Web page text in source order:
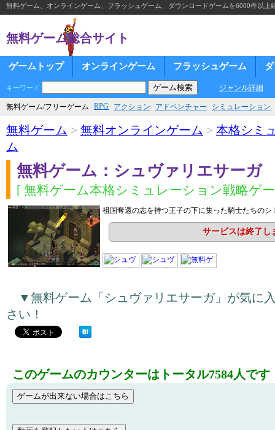
無料ゲーム、オンラインゲーム、フラッシュゲーム、ダウンロードゲームを6000件以上
無料ゲーム総合サイト
ゲームトップ オンラインゲーム フラッシュゲーム
キーワード ジャンル詳細
無料ゲーム/フリーゲーム RPG アクション アドベンチャー シミュレーション
無料ゲーム > 無料オンラインゲーム > 本格シミ
ム
無料ゲーム：シュヴァリエサーガ
[ 無料ゲーム本格シミュレーション戦略ゲ
祖国奪還の志を持つ王子の下に集った騎士たちのシ
サービスは終了し
▼無料ゲーム「シュヴァリエサーガ」が気に
さい！
このゲームのカウンターはトータル7584人です